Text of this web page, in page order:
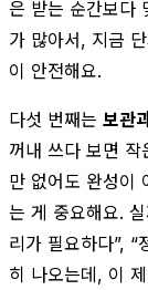
은 받는 순간보다
가 많아서, 지금
이 안전해요.
다섯 번째는 보관
꺼내 쓰다 보면
만 없어도 완성이
는 게 중요해요.
리가 필요하다”,
히 나오는데, 이